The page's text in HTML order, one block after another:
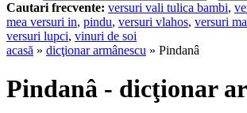
Cautari frecvente: versuri vali tulica bambi,
mea versuri in, pindu, versuri vlahos, versuri
versuri lupci, vinuri de soi
acasă » dicţionar armânescu » Pindanâ
Pindanâ - dicţionar